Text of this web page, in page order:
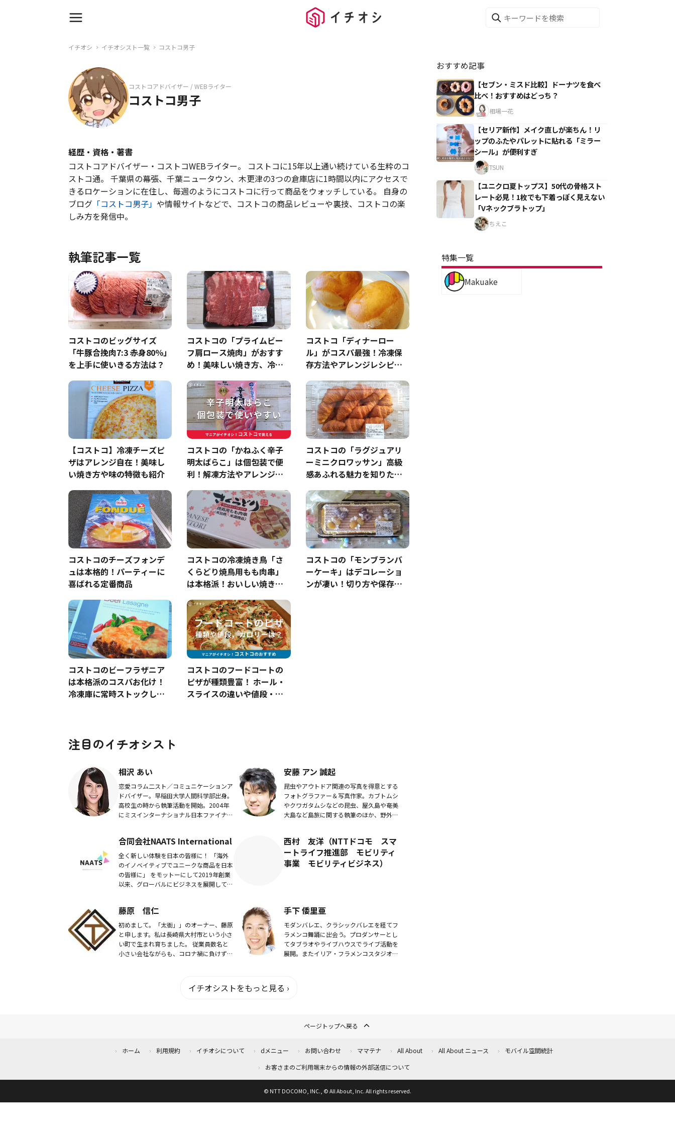
イチオシ イチオシスト一覧 コストコ男子
コストコアドバイザー / WEBライター
コストコ男子
経歴・資格・著書
コストコアドバイザー・コストコWEBライター。 コストコに15年以上通い続けている生粋のコ
ストコ通。 千葉県の幕張、千葉ニュータウン、木更津の3つの倉庫店に1時間以内にアクセスで
きるロケーションに在住し、毎週のようにコストコに行って商品をウォッチしている。 自身の
ブログ「コストコ男子」 や情報サイトなどで、コストコの商品レビューや裏技、コストコの楽
しみ方を発信中。
執筆記事一覧
コストコのビッグサイズ
「牛豚合挽肉7:3 赤身80％」
を上手に使いきる方法は？
コストコの「プライムビー
フ肩ロース焼肉」がおすす
め！美味しい焼き方、冷凍
コストコ「ディナーロー
ル」がコスパ最強！冷凍保
存方法やアレンジレシピを
ストも
【コストコ】冷凍チーズピ
ザはアレンジ自在！美味し
い焼き方や味の特徴も紹介
コストコの「かねふく辛子
明太ばらこ」は個包装で便
利！解凍方法やアレンジレ
コストコの「ラグジュアリ
ーミニクロワッサン」高級
感あふれる魅力を知りた
コストコのチーズフォンデ
ュは本格的！パーティーに
喜ばれる定番商品
コストコの冷凍焼き鳥「さ
くらどり焼鳥用もも肉串」
は本格派！おいしい焼き方
ミと得な価格で買うヒント
コストコの「モンブランバ
ーケーキ」はデコレーショ
ンが凄い！切り方や保存方
コストコのビーフラザニア
は本格派のコスパお化け！
冷凍庫に常時ストックした
コストコのフードコートの
ピザが種類豊富！ ホール・
スライスの違いや値段・カ
注目のイチオシスト
相沢 あい
恋愛コラム二スト／コミュニケーションア
ドバイザー。早稲田大学人間科学部出身。
高校生の時から執筆活動を開始。2004年
にミスインターナショナル日本ファイナリ
どを行うラ...
安藤 アン 誠起
昆虫やアウトドア関連の写真を得意とする
フォトグラファー＆写真作家。カブトムシ
やクワガタムシなどの昆虫、屋久島や奄美
大島など島旅に関する執筆のほか、野外で
合同会社NAATS International
全く新しい体験を日本の皆様に！ 「海外
のイノベイティブでユニークな商品を日本
の皆様に」 をモットーにして2019年創業
以来、グローバルにビジネスを展開してい
西村 友洋（NTTドコモ スマ
ートライフ推進部 モビリティ
事業 モビリティビジネス）
藤原 信仁
初めまして。「太衙」」のオーナー、藤原
と申します。私は長崎県大村市という小さ
い町で生まれ育ちました。 従業員数名と
小さい会社ながらも、コロナ禍に負けず、
手下 倭里亜
モダンバレエ、クラシックバレエを経てフ
ラメンコ舞踊に出会う。プロダンサーとし
てタブラオやライブハウスでライブ活動を
展開。またイリア・フラメンコスタジオを
イチオシストをもっと見る ›
おすすめ記事
【セブン・ミスド比較】ドーナツを食べ
比べ！おすすめはどっち？
相場一花
【セリア新作】メイク直しが楽ちん！リ
ップのふたやパレットに貼れる「ミラー
シール」が便利すぎ
TSUN
【ユニクロ夏トップス】50代の骨格スト
レート必見！1枚でも下着っぽく見えない
「Vネックブラトップ」
ちえこ
特集一覧
Makuake
ページトップへ戻る
ホーム 利用規約 イチオシについて dメニュー お問い合わせ ママテナ All About All About ニュース
モバイル空間統計
お客さまのご利用端末からの情報の外部送信について
© NTT DOCOMO, INC., © All About, Inc. All rights reserved.